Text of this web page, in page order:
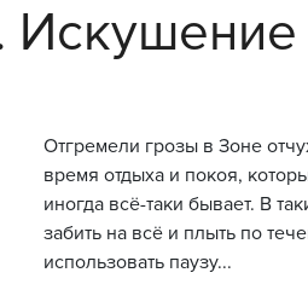
Отгремели грозы в Зоне
время отдыха и покоя,
иногда всё-таки бывает. В
забить на всё и плыть по
использовать паузу...